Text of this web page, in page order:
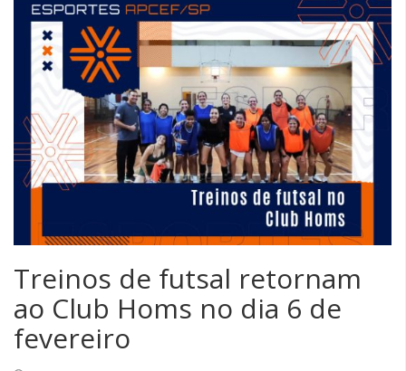
Treinos de futsal retornam
ao Club Homs no dia 6 de
fevereiro